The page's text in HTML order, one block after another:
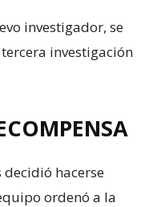
investigador, se
investigación
hacerse
ordenó a la